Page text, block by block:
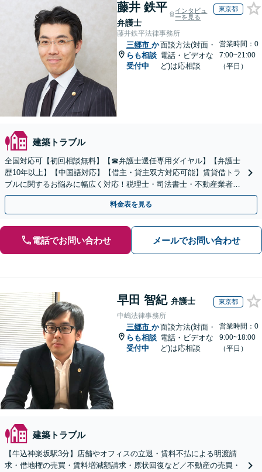
藤井 鉄平
弁護士
インタビュ
ーを見る
東京都
藤井鉄平法律事務所
三郷市 か
らも相談
受付中
面談方法(対面・
電話・ビデオな
ど)は応相談
営業時間：0
7:00~21:00
（平日）
建築トラブル
全国対応可【初回相談無料】【☎︎弁護士選任専用ダイヤル】【弁護士
歴10年以上】【中国語対応】【借主・貸主双方対応可能】賃貸借トラ
ブルに関するお悩みに幅広く対応！税理士・司法書士・不動産業者と
の連携でスムーズに解決します【新御茶ノ水駅1分】
料金表を見る
電話でお問い合わせ メールでお問い合わせ
早田 智紀 弁護士 東京都
中嶋法律事務所
三郷市 か
らも相談
受付中
面談方法(対面・
電話・ビデオな
ど)は応相談
営業時間：0
9:00~18:00
（平日）
建築トラブル
【牛込神楽坂駅3分】店舗やオフィスの立退・賃料不払による明渡請
求・借地権の売買・賃料増減額請求・原状回復など／不動産の売買・